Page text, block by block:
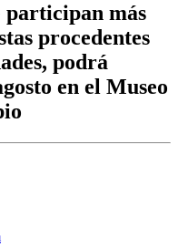
participan más
procedentes
podrá
en el Museo